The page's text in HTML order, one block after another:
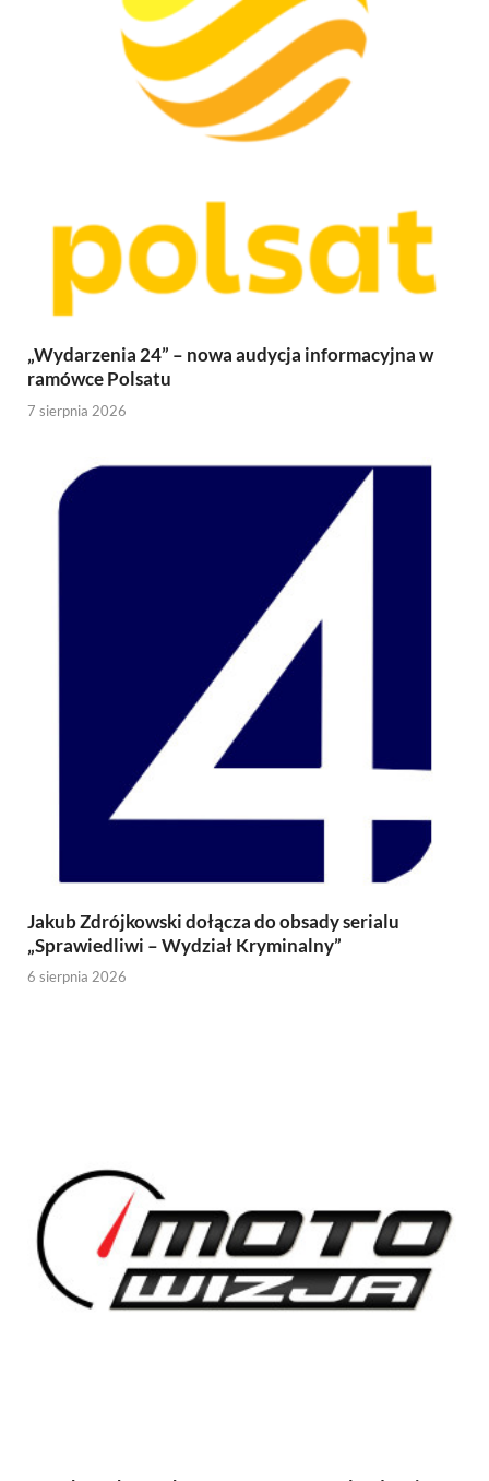
„Wydarzenia 24” – nowa audycja informacyjna w
ramówce Polsatu
7 sierpnia 2026
Jakub Zdrójkowski dołącza do obsady serialu
„Sprawiedliwi – Wydział Kryminalny”
6 sierpnia 2026